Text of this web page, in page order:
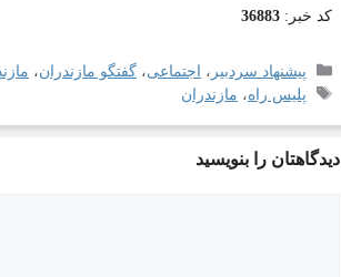
کد خبر: 36883
پیشنهاد سردبیر ، اجتماعی،گفتگو مازندران،
پلیس راه، مازندران
دیدگاهتان را بنویسید